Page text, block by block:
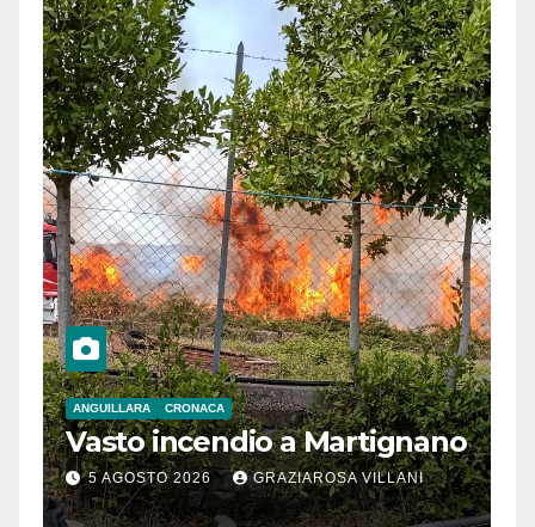
ANGUILLARA CRONACA
Vasto incendio a Martignano
5 AGOSTO 2026 GRAZIAROSA VILLANI